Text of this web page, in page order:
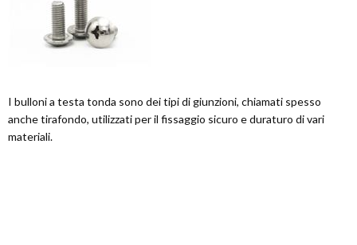
I bulloni a testa tonda sono dei tipi di giunzioni, chiamati spesso
anche tirafondo, utilizzati per il fissaggio sicuro e duraturo di vari
materiali.